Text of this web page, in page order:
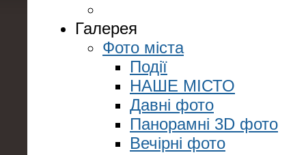
Галерея
Фото міста
Події
НАШЕ МІСТО
Давні фото
Панорамні 3D фото
Вечірні фото